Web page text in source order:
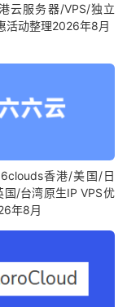
云服务器/VPS/独立
活动整理2026年8月
香港/美国/日
/台湾原生IP VPS优
年8月